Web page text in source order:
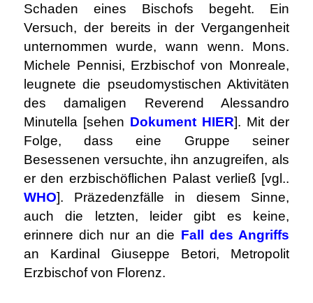
Schaden eines Bischofs begeht. Ein
Versuch, der bereits in der Vergangenheit
unternommen wurde, wann wenn. Mons.
Michele Pennisi, Erzbischof von Monreale,
leugnete die pseudomystischen Aktivitäten
des damaligen Reverend Alessandro
Minutella [sehen Dokument HIER]. Mit der
Folge, dass eine Gruppe seiner
Besessenen versuchte, ihn anzugreifen, als
er den erzbischöflichen Palast verließ [vgl..
WHO]. Präzedenzfälle in diesem Sinne,
auch die letzten, leider gibt es keine,
erinnere dich nur an die Fall des Angriffs
an Kardinal Giuseppe Betori, Metropolit
Erzbischof von Florenz.